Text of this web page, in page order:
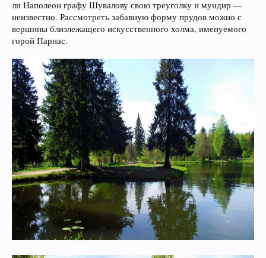
ли Наполеон графу Шувалову свою треуголку и мундир —
неизвестно. Рассмотреть забавную форму прудов можно с
вершины близлежащего искусственного холма, именуемого
горой Парнас.